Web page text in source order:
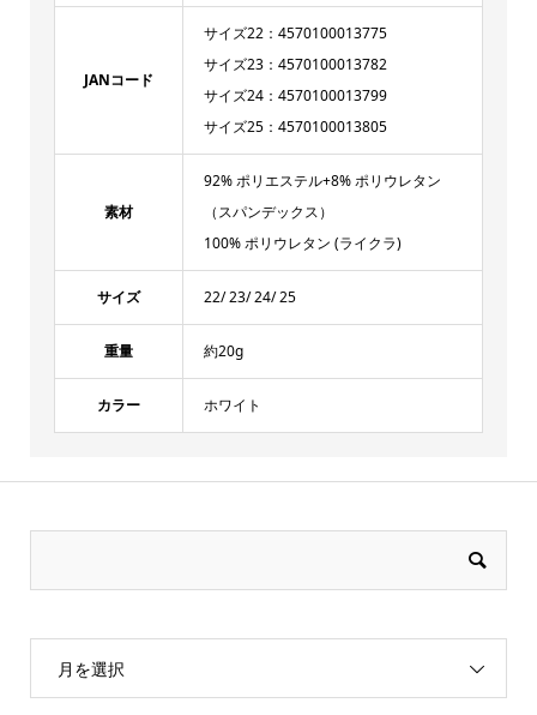
JANコード
サイズ22：4570100013775
サイズ23：4570100013782
サイズ24：4570100013799
サイズ25：4570100013805
素材
92% ポリエステル+8% ポリウレタン
（スパンデックス）
100% ポリウレタン (ライクラ)
サイズ 22/ 23/ 24/ 25
重量 約20g
カラー ホワイト
月を選択